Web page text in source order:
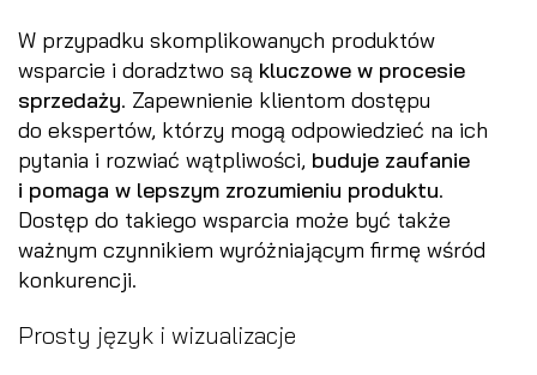
W przypadku skomplikowanych produktów
wsparcie i doradztwo są kluczowe w procesie
sprzedaży. Zapewnienie klientom dostępu
do ekspertów, którzy mogą odpowiedzieć na ich
pytania i rozwiać wątpliwości, buduje zaufanie
i pomaga w lepszym zrozumieniu produktu.
Dostęp do takiego wsparcia może być także
ważnym czynnikiem wyróżniającym firmę wśród
konkurencji.
Prosty język i wizualizacje